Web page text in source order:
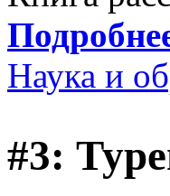
Наука и
#3: